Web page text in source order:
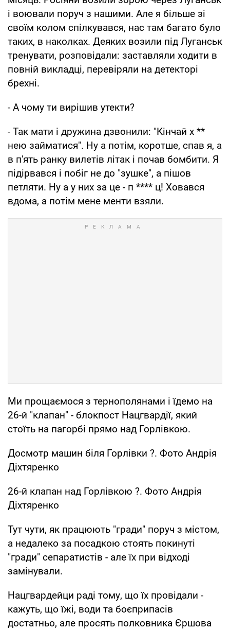
і воювали поруч з нашими. Але я більше зі
своїм колом спілкувався, нас там багато було
таких, в наколках. Деяких возили під Луганськ
тренувати, розповідали: заставляли ходити в
повній викладці, перевіряли на детекторі
брехні.
- А чому ти вирішив утекти?
- Так мати і дружина дзвонили: "Кінчай х **
нею займатися". Ну а потім, коротше, спав я, а
в п'ять ранку вилетів літак і почав бомбити. Я
підірвався і побіг не до "зушке", а пішов
петляти. Ну а у них за це - п **** ц! Ховався
вдома, а потім мене менти взяли.
Ми прощаємося з тернополянами і їдемо на
26-й "клапан" - блокпост Нацгвардії, який
стоїть на пагорбі прямо над Горлівкою.
Досмотр машин біля Горлівки ?. Фото Андрія
Діхтяренко
26-й клапан над Горлівкою ?. Фото Андрія
Діхтяренко
Тут чути, як працюють "гради" поруч з містом,
а недалеко за посадкою стоять покинуті
"гради" сепаратистів - але їх при відході
замінували.
Нацгвардейци раді тому, що їх провідали -
кажуть, що їжі, води та боєприпасів
достатньо, але просять полковника Єршова